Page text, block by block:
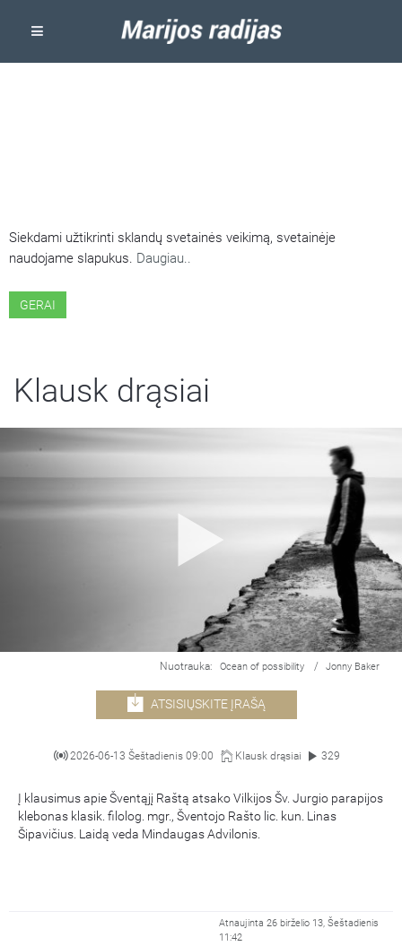
Siekdami užtikrinti sklandų svetainės veikimą, svetainėje
naudojame slapukus. Daugiau..
GERAI
Klausk drąsiai
Nuotrauka: Ocean of possibility / Jonny Baker
ATSISIŲSKITE ĮRAŠĄ
2026-06-13 Šeštadienis 09:00 Klausk drąsiai 329
Į klausimus apie Šventąjį Raštą atsako Vilkijos Šv. Jurgio parapijos
klebonas klasik. filolog. mgr., Šventojo Rašto lic. kun. Linas
Šipavičius. Laidą veda Mindaugas Advilonis.
Atnaujinta 26 birželio 13, Šeštadienis
11:42